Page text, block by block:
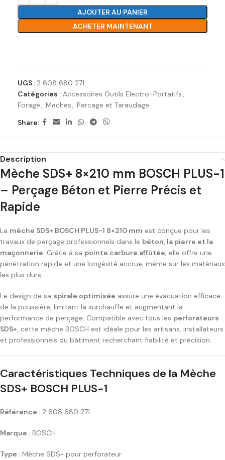
AJOUTER AU PANIER
ACHETER MAINTENANT
UGS : 2 608 680 271
Catégories : Accessoires Outils Electro-Portatifs,
Forage, Meches, Percage et Taraudage
Share:
Description
Mèche SDS+ 8×210 mm BOSCH PLUS-1
– Perçage Béton et Pierre Précis et
Rapide
La mèche SDS+ BOSCH PLUS-1 8×210 mm est conçue pour les
travaux de perçage professionnels dans le béton, la pierre et la
maçonnerie. Grâce à sa pointe carbure affûtée, elle offre une
pénétration rapide et une longévité accrue, même sur les matériaux
les plus durs.
Le design de sa spirale optimisée assure une évacuation efficace
de la poussière, limitant la surchauffe et augmentant la
performance de perçage. Compatible avec tous les perforateurs
SDS+, cette mèche BOSCH est idéale pour les artisans, installateurs
et professionnels du bâtiment recherchant fiabilité et précision.
Caractéristiques Techniques de la Mèche
SDS+ BOSCH PLUS-1
Référence : 2 608 680 271
Marque : BOSCH
Type : Mèche SDS+ pour perforateur